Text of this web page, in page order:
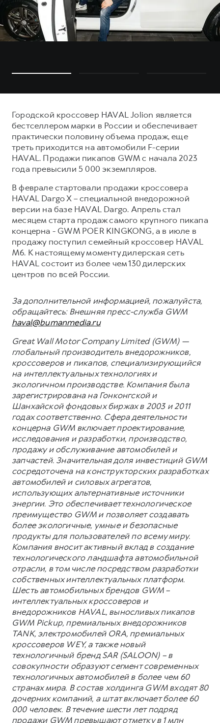
Городской кроссовер HAVAL Jolion является
бестселлером марки в России и обеспечивает
практически половину объема продаж, еще
треть приходится на автомобили F-серии
HAVAL. Продажи пикапов GWM с начала 2023
года превысили 5 000 экземпляров.
В феврале стартовали продажи кроссовера
HAVAL Dargo X – специальной внедорожной
версии на базе HAVAL Dargo. Апрель стал
месяцем старта продаж самого крупного пикапа
концерна - GWM POER KINGKONG, а в июле в
продажу поступил семейный кроссовер HAVAL
M6. К настоящему моменту дилерская сеть
HAVAL состоит из более чем 130 дилерских
центров по всей России.
За дополнительной информацией, пожалуйста,
обращайтесь: Внешняя пресс-служба GWM
haval@bumanmedia.ru
Great Wall Motor Company Limited (GWM) —
глобальный производитель внедорожников,
кроссоверов и пикапов, специализирующийся
на интеллектуальных технологиях и
экологичном производстве. Компания была
зарегистрирована на Гонконгской и
Шанхайской фондовых биржах в 2003 и 2011
годах соответственно. Сфера деятельности
концерна GWM включает проектирование,
исследования и разработки, производство,
продажу и обслуживание автомобилей и
запчастей. Значительная доля инвестиций GWM
сосредоточена на конструкторских разработках
автомобилей и силовых агрегатов,
использующих альтернативные источники
энергии. Это обеспечивает технологическое
преимущество GWM и позволяет создавать
более экологичные, умные и безопасные
продукты для пользователей по всему миру.
Компания вносит активный вклад в создание
технологического ландшафта автомобильной
отрасли, в том числе посредством разработки
собственных интеллектуальных платформ.
Шесть автомобильных брендов GWM –
интеллектуальных кроссоверов и
внедорожников HAVAL, выносливых пикапов
GWM Pickup, премиальных внедорожников
TANK, электромобилей ORA, премиальных
кроссоверов WEY, а также новый
технологичный бренд SAR (SALOON) – в
совокупности образуют сегмент современных
технологичных автомобилей в более чем 60
странах мира. В состав холдинга GWM входят 80
дочерних компаний, а штат включает более 60
000 человек. В течение шести лет подряд
продажи GWM превышают отметку в 1 млн